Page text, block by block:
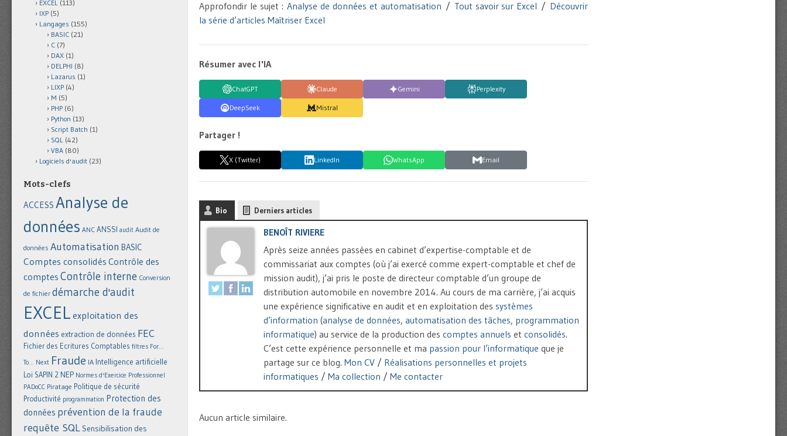
Approfondir le sujet :Analyse de données et automatisation / Tout savoir sur Excel / Découvrir
la série d’articles Maîtriser Excel
Résumer avec l'IA
ChatGPT Claude Gemini Perplexity
DeepSeek Mistral
Partager !
X (Twitter) LinkedIn WhatsApp Email
Bio Derniers articles
BENOÎT RIVIERE
Après seize années passées en cabinet d’expertise-comptable et de
commissariat aux comptes (où j’ai exercé comme expert-comptable et chef de
mission audit), j’ai pris le poste de directeur comptable d’un groupe de
distribution automobile en novembre 2014. Au cours de ma carrière, j’ai acquis
une expérience significative en audit et en exploitation des systèmes
d’information (analyse de données, automatisation des tâches, programmation
informatique) au service de la production des comptes annuels et consolidés.
C’est cette expérience personnelle et ma passion pour l’informatique que je
partage sur ce blog. Mon CV / Réalisations personnelles et projets
informatiques / Ma collection / Me contacter
Aucun article similaire.
EXCEL (113)
IXP (5)
Langages (155)
BASIC (21)
C (7)
DAX (1)
DELPHI (8)
Lazarus (1)
LIXP (4)
M (5)
PHP (6)
Python (13)
Script Batch (1)
SQL (42)
VBA (80)
Logiciels d'audit (23)
Mots-clefs
ACCESS Analyse de
données ANC ANSSI audit Audit de
données Automatisation BASIC
Comptes consolidés Contrôle des
comptes Contrôle interne Conversion
de fichier démarche d'audit
EXCEL exploitation des
données extraction de données FEC
Fichier des Ecritures Comptables filtres For...
To... Next Fraude IA Intelligence artificielle
Loi SAPIN 2 NEP Normes d'Exercice Professionnel
PADoCC Piratage Politique de sécurité
Productivité programmation Protection des
données prévention de la fraude
requête SQL Sensibilisation des